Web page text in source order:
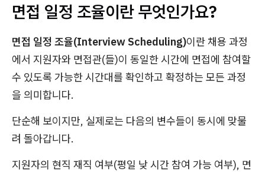
면접 일정 조율이란 무엇인가요?
면접 일정 조율(Interview Scheduling)이란 채용 과정
에서 지원자와 면접관(들)이 동일한 시간에 면접에 참여할
수 있도록 가능한 시간대를 확인하고 확정하는 모든 과정
을 의미합니다.
단순해 보이지만, 실제로는 다음의 변수들이 동시에 맞물
려 돌아갑니다.
지원자의 현직 재직 여부(평일 낮 시간 참여 가능 여부), 면